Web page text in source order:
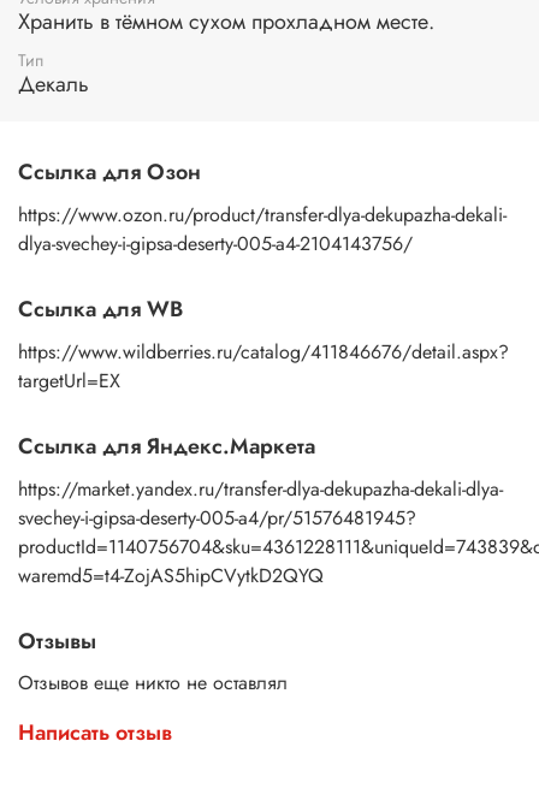
основе пропитаться водой. Затем приложите
изображение к поверхности и, плотно прижимая
пальцами бумажную основу, сдвигаете ее на себя.
Рисунок остается на изделии. Сразу после нанесения
изображение любым покрывным лаком. Отлично
подойдет акриловый лак на водной основе, матовый,
глянцевый, полуглянцевый.
Хранить в тёмном сухом прохладном месте.
Тип
Декаль
Ссылка для Озон
https://www.ozon.ru/product/transfer-dlya-dekupazha-dekali-
dlya-svechey-i-gipsa-deserty-005-a4-2104143756/
Ссылка для WB
https://www.wildberries.ru/catalog/411846676/detail.aspx?
targetUrl=EX
Ссылка для Яндекс.Маркета
https://market.yandex.ru/transfer-dlya-dekupazha-dekali-dlya-
svechey-i-gipsa-deserty-005-a4/pr/51576481945?
waremd5=t4-ZojAS5hipCVytkD2QYQ
Отзывы
Отзывов еще никто не оставлял
Написать отзыв